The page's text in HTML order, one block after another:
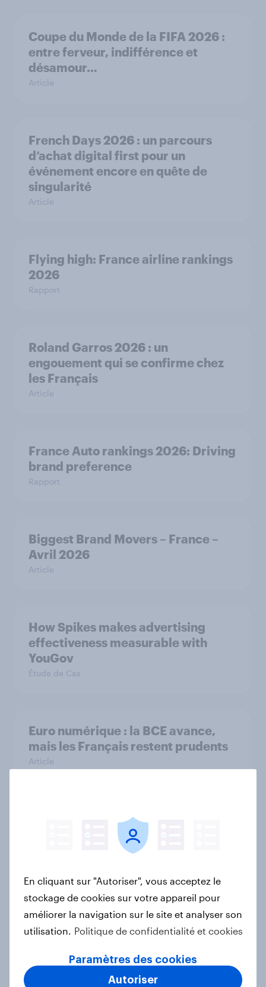
Coupe du Monde de la FIFA 2026 :
entre ferveur, indifférence et
désamour…
Article
French Days 2026 : un parcours
d’achat digital first pour un
événement encore en quête de
singularité
Article
Flying high: France airline rankings
2026
Rapport
Roland Garros 2026 : un
engouement qui se confirme chez
les Français
Article
France Auto rankings 2026: ​Driving
brand preference
Rapport
Biggest Brand Movers – France –
Avril 2026
Article
How Spikes makes advertising
effectiveness measurable with
YouGov
Étude de Cas
Euro numérique : la BCE avance,
mais les Français restent prudents
Article
Le Live Shopping en France : encore
discret mais ultra-performant
Forever young? anti-aging report
France 2026
Rapport
En cliquant sur "Autoriser", vous acceptez le
stockage de cookies sur votre appareil pour
améliorer la navigation sur le site et analyser son
utilisation.
Politique de confidentialité et cookies
Paramètres des cookies
Autoriser